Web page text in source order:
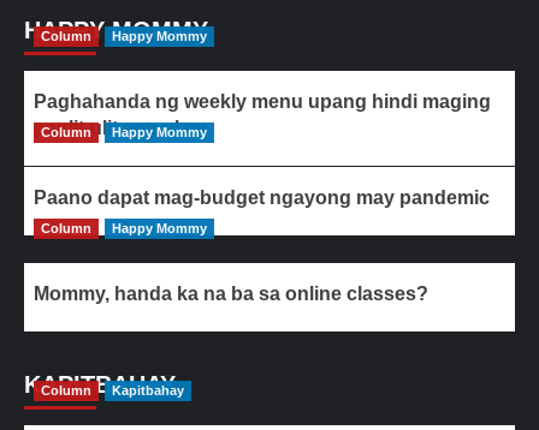
HAPPY MOMMY
Column Happy Mommy
Paghahanda ng weekly menu upang hindi maging
paulit-ulit ang ulam
Column Happy Mommy
Paano dapat mag-budget ngayong may pandemic
Column Happy Mommy
Mommy, handa ka na ba sa online classes?
KAPITBAHAY
Column Kapitbahay